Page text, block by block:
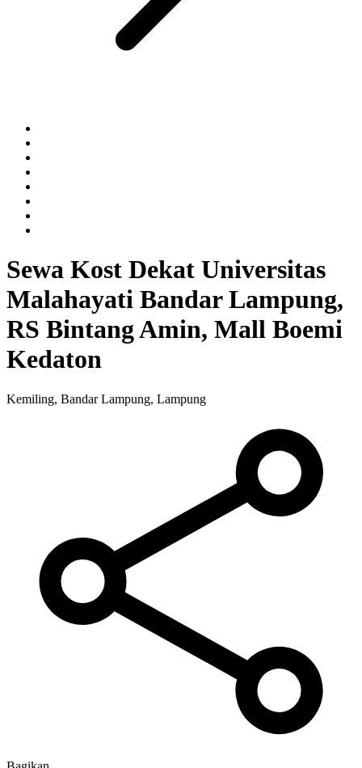
Sewa Kost Dekat Universitas
Malahayati Bandar Lampung,
RS Bintang Amin, Mall Boemi
Kedaton
Kemiling, Bandar Lampung, Lampung